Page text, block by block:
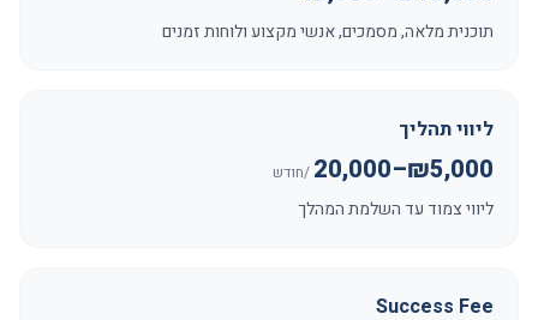
תוכנית מלאה, מסמכים, אנשי מקצוע ולוחות זמנים
ליווי תהליך
₪5,000–20,000 /חודש
ליווי צמוד עד השלמת המהלך
Success Fee